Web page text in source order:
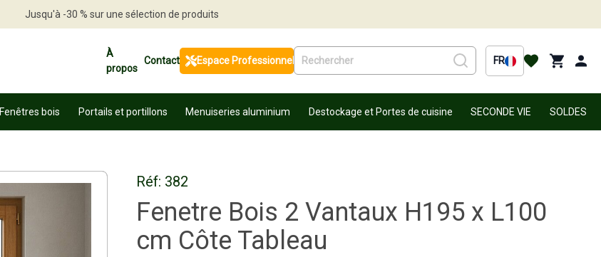
Jusqu'à -30 % sur une sélection de produits
À
propos
Contact Espace Professionnel FR
Fenêtres bois Portails et portillons Menuiseries aluminium Destockage et Portes de cuisine SECONDE VIE SOLDES
Réf: 382
Fenetre Bois 2 Vantaux H195 x L100
cm Côte Tableau